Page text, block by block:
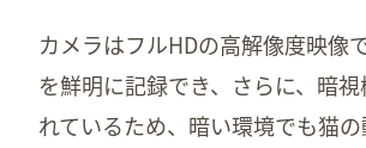
カメラはフルHDの高解像度映像
を鮮明に記録でき、さらに、暗
れているため、暗い環境でも猫